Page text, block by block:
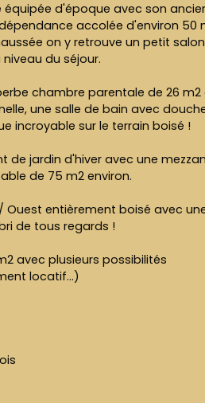
équipée d'époque avec son
accolée d'environ 50
on y retrouve un petit
du séjour.
chambre parentale de 26 m2
une salle de bain avec
incroyable sur le terrain boisé !
de jardin d'hiver avec une
de 75 m2 environ.
Ouest entièrement boisé avec
de tous regards !
avec plusieurs possibilités
locatif...)